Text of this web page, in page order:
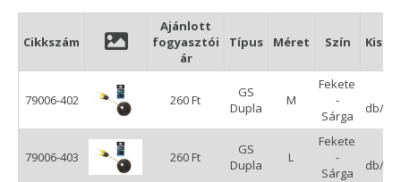
Cikkszám
Ajánlott
fogyasztói
ár
Típus Méret Szín
79006-402 260 Ft
GS
Dupla
M
Fekete
-
Sárga
db/
79006-403 260 Ft
GS
Dupla
L
Fekete
-
Sárga
db/